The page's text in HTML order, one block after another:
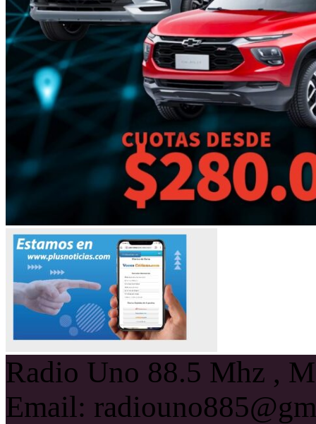
Radio Uno 88.5 Mhz ,
Email: